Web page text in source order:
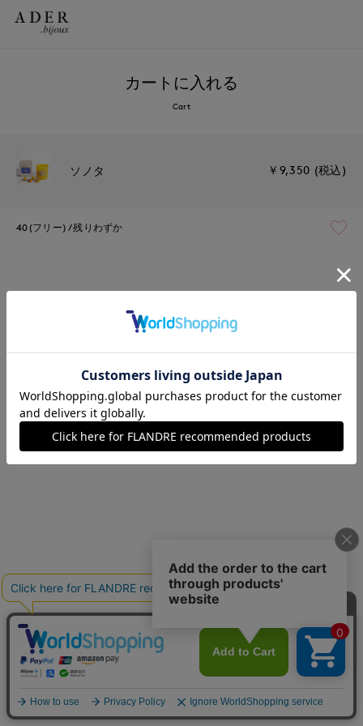
カートに入れる
Cart
ソノタ ￥9,350 (税込)
40(フリー) 残りわずか